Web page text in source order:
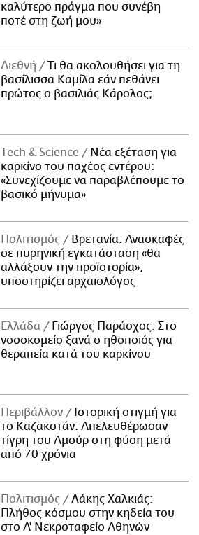
καλύτερο πράγμα που συνέβη
ποτέ στη ζωή μου»
Διεθνή
Τι θα ακολουθήσει για τη
βασίλισσα Καμίλα εάν πεθάνει
πρώτος ο βασιλιάς Κάρολος;
Τech & Science
Νέα εξέταση για
καρκίνο του παχέος εντέρου:
«Συνεχίζουμε να παραβλέπουμε το
βασικό μήνυμα»
Πολιτισμός
Βρετανία: Ανασκαφές
σε πυρηνική εγκατάσταση «θα
αλλάξουν την προϊστορία»,
υποστηρίζει αρχαιολόγος
Ελλάδα
Γιώργος Παράσχος: Στο
νοσοκομείο ξανά ο ηθοποιός για
θεραπεία κατά του καρκίνου
Περιβάλλον
Ιστορική στιγμή για
το Καζακστάν: Απελευθέρωσαν
τίγρη του Αμούρ στη φύση μετά
από 70 χρόνια
Πολιτισμός
Λάκης Χαλκιάς:
Πλήθος κόσμου στην κηδεία του
στο Α' Νεκροταφείο Αθηνών